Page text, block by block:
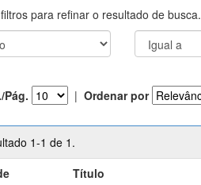
para refinar o resultado de busca.
Pág. | Ordenar por
1-1 de 1.
Título